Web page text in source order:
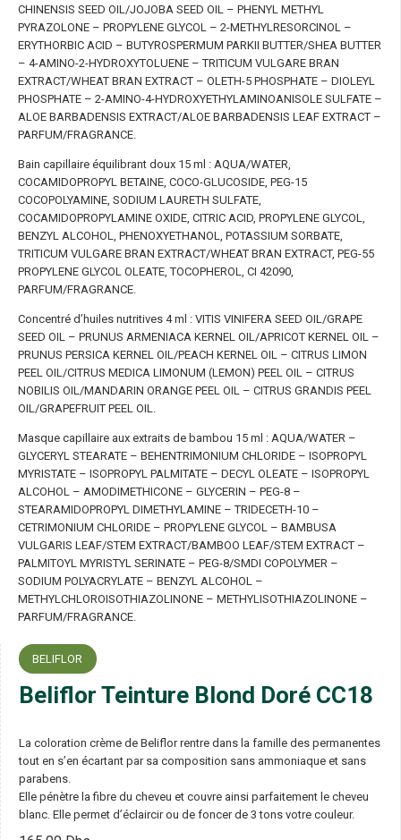
CHINENSIS SEED OIL/JOJOBA SEED OIL – PHENYL METHYL
PYRAZOLONE – PROPYLENE GLYCOL – 2-METHYLRESORCINOL –
ERYTHORBIC ACID – BUTYROSPERMUM PARKII BUTTER/SHEA BUTTER
– 4-AMINO-2-HYDROXYTOLUENE – TRITICUM VULGARE BRAN
EXTRACT/WHEAT BRAN EXTRACT – OLETH-5 PHOSPHATE – DIOLEYL
PHOSPHATE – 2-AMINO-4-HYDROXYETHYLAMINOANISOLE SULFATE –
ALOE BARBADENSIS EXTRACT/ALOE BARBADENSIS LEAF EXTRACT –
PARFUM/FRAGRANCE.
Bain capillaire équilibrant doux 15 ml : AQUA/WATER,
COCAMIDOPROPYL BETAINE, COCO-GLUCOSIDE, PEG-15
COCOPOLYAMINE, SODIUM LAURETH SULFATE,
COCAMIDOPROPYLAMINE OXIDE, CITRIC ACID, PROPYLENE GLYCOL,
BENZYL ALCOHOL, PHENOXYETHANOL, POTASSIUM SORBATE,
TRITICUM VULGARE BRAN EXTRACT/WHEAT BRAN EXTRACT, PEG-55
PROPYLENE GLYCOL OLEATE, TOCOPHEROL, CI 42090,
PARFUM/FRAGRANCE.
Concentré d’huiles nutritives 4 ml : VITIS VINIFERA SEED OIL/GRAPE
SEED OIL – PRUNUS ARMENIACA KERNEL OIL/APRICOT KERNEL OIL –
PRUNUS PERSICA KERNEL OIL/PEACH KERNEL OIL – CITRUS LIMON
PEEL OIL/CITRUS MEDICA LIMONUM (LEMON) PEEL OIL – CITRUS
NOBILIS OIL/MANDARIN ORANGE PEEL OIL – CITRUS GRANDIS PEEL
OIL/GRAPEFRUIT PEEL OIL.
Masque capillaire aux extraits de bambou 15 ml : AQUA/WATER –
GLYCERYL STEARATE – BEHENTRIMONIUM CHLORIDE – ISOPROPYL
MYRISTATE – ISOPROPYL PALMITATE – DECYL OLEATE – ISOPROPYL
ALCOHOL – AMODIMETHICONE – GLYCERIN – PEG-8 –
STEARAMIDOPROPYL DIMETHYLAMINE – TRIDECETH-10 –
CETRIMONIUM CHLORIDE – PROPYLENE GLYCOL – BAMBUSA
VULGARIS LEAF/STEM EXTRACT/BAMBOO LEAF/STEM EXTRACT –
PALMITOYL MYRISTYL SERINATE – PEG-8/SMDI COPOLYMER –
SODIUM POLYACRYLATE – BENZYL ALCOHOL –
METHYLCHLOROISOTHIAZOLINONE – METHYLISOTHIAZOLINONE –
PARFUM/FRAGRANCE.
BELIFLOR
Beliflor Teinture Blond Doré CC18
La coloration crème de Beliflor rentre dans la famille des permanentes
tout en s’en écartant par sa composition sans ammoniaque et sans
parabens.
Elle pénètre la fibre du cheveu et couvre ainsi parfaitement le cheveu
blanc. Elle permet d’éclaircir ou de foncer de 3 tons votre couleur.